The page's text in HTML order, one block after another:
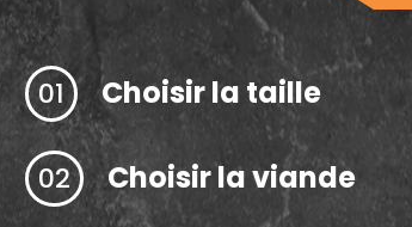
01 Choisir la taille
02 Choisir la viande